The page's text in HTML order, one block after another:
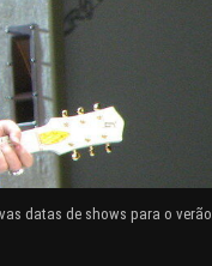
datas de shows para o verão